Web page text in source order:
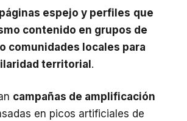
páginas espejo y perfiles que
contenido en grupos de
comunidades locales para
territorial.
campañas de amplificación
en picos artificiales de